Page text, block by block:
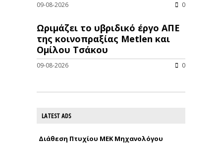
09-08-2026 0
Ωριμάζει το υβριδικό έργο ΑΠΕ
της κοινοπραξίας Metlen και
Ομίλου Τσάκου
09-08-2026 0
LATEST ADS
Διάθεση Πτυχίου ΜΕΚ Μηχανολόγου